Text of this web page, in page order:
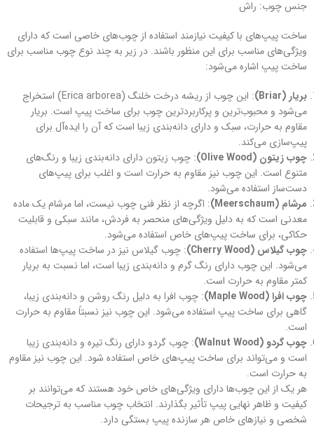
جنس چوب: راش
ساخت پیپ‌های با کیفیت نیازمند استفاده از چوب‌های خاصی است که دارای
ویژگی‌های مناسب برای این منظور باشند. در زیر به چند نوع چوب مناسب برای
ساخت پیپ اشاره می‌شود:
بریار (Briar)
: این چوب از ریشه درخت خلنگ (Erica arborea) استخراج
می‌شود و محبوب‌ترین و پرکاربردترین چوب برای ساخت پیپ است. بریار
مقاوم به حرارت، سبک و دارای دانه‌بندی زیبا است که آن را ایده‌آل برای
پیپ‌سازی می‌کند.
چوب زیتون (Olive Wood)
: چوب زیتون دارای دانه‌بندی زیبا و رنگ‌های
متنوع است. این چوب نیز مقاوم به حرارت است و اغلب برای پیپ‌های
دست‌ساز استفاده می‌شود.
مرشام (Meerschaum)
: اگرچه از نظر فنی چوب نیست، اما مرشام یک ماده
معدنی است که به دلیل ویژگی‌های منحصر به فردش، مانند سبکی و قابلیت
حکاکی، برای ساخت پیپ‌های خاص استفاده می‌شود.
چوب گیلاس (Cherry Wood)
: چوب گیلاس نیز در ساخت پیپ‌ها استفاده
می‌شود. این چوب دارای رنگ گرم و دانه‌بندی زیبا است، اما نسبت به بریار
کمتر مقاوم به حرارت است.
چوب افرا (Maple Wood)
: چوب افرا به دلیل رنگ روشن و دانه‌بندی زیبا،
گاهی برای ساخت پیپ استفاده می‌شود. این چوب نیز نسبتاً مقاوم به حرارت
است.
چوب گردو (Walnut Wood)
: چوب گردو دارای رنگ تیره و دانه‌بندی زیبا
است و می‌تواند برای ساخت پیپ‌های خاص استفاده شود. این چوب نیز مقاوم
به حرارت است.
هر یک از این چوب‌ها دارای ویژگی‌های خاص خود هستند که می‌توانند بر
کیفیت و ظاهر نهایی پیپ تأثیر بگذارند. انتخاب چوب مناسب به ترجیحات
شخصی و نیازهای خاص هر سازنده پیپ بستگی دارد.